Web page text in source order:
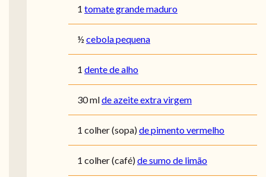
1 tomate grande maduro
½ cebola pequena
1 dente de alho
30mlde azeite extra virgem
1 colher (sopa)de pimento vermelho
1 colher (café)de sumo de limão